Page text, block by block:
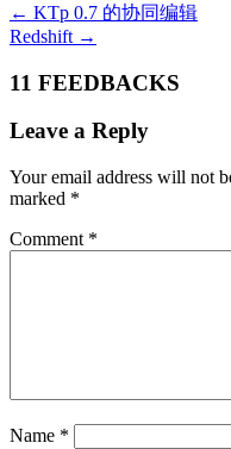
← KTp 0.7 的协同编辑
Redshift →
11 FEEDBACKS
Leave a Reply
Your email address will not
marked *
Comment *
Name *